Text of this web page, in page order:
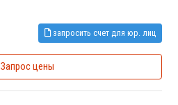
запросить счет для юр. лиц
Запрос цены